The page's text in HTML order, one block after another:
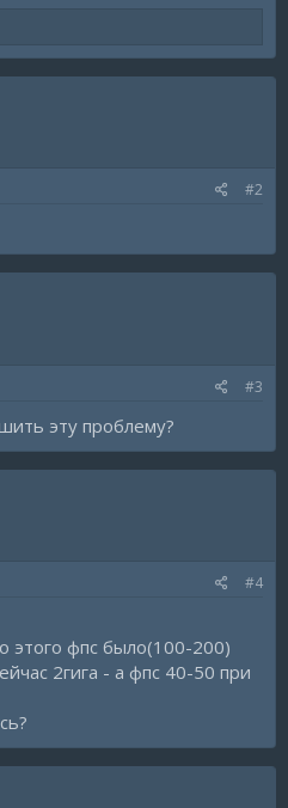
#2
#3
эту проблему?
#4
этого фпс было(100-200)
2гига - а фпс 40-50 при